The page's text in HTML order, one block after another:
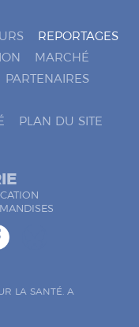
REPORTAGES
MARCHÉ
PARTENAIRES
PLAN DU SITE
LA SANTÉ. A